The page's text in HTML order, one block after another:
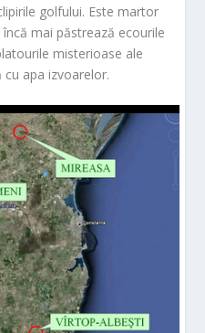
golfului. Este martor
mai păstrează ecourile
misterioase ale
apa izvoarelor.